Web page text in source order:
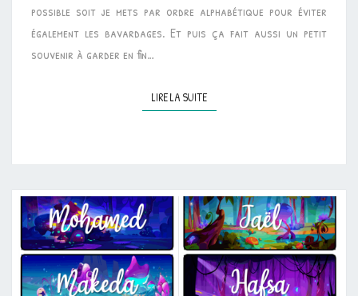
possible soit je mets par ordre alphabétique pour éviter
également les bavardages. Et puis ça fait aussi un petit
souvenir à garder en fin…
LIRE LA SUITELIRE LA SUITE